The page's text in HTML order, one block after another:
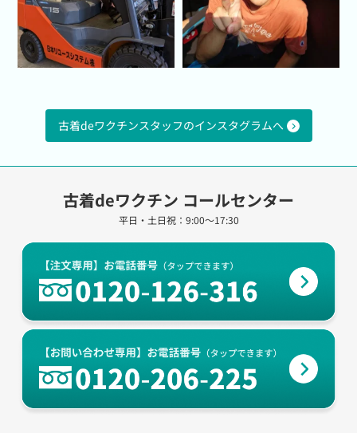
古着deワクチンスタッフのインスタグラムへ
古着deワクチン コールセンター
平日・土日祝：9:00～17:30